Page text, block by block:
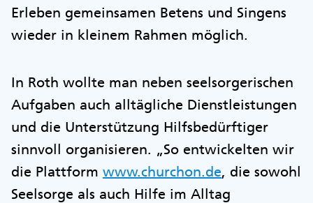
Erleben gemeinsamen Betens und Singens
wieder in kleinem Rahmen möglich.
In Roth wollte man neben seelsorgerischen
Aufgaben auch alltägliche Dienstleistungen
und die Unterstützung Hilfsbedürftiger
sinnvoll organisieren. „So entwickelten wir
die Plattform www.churchon.de, die sowohl
Seelsorge als auch Hilfe im Alltag